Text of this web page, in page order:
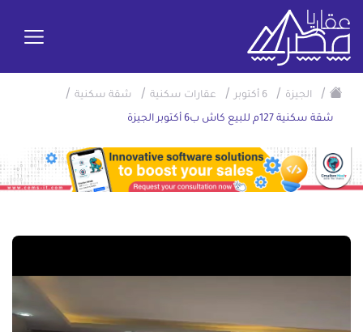
/ الجيزة / 6 أكتوبر / عقارات سكنية / شقة سكنية /
شقة سكنية 127م للبيع كاش ب6 أكتوبر الجيزة